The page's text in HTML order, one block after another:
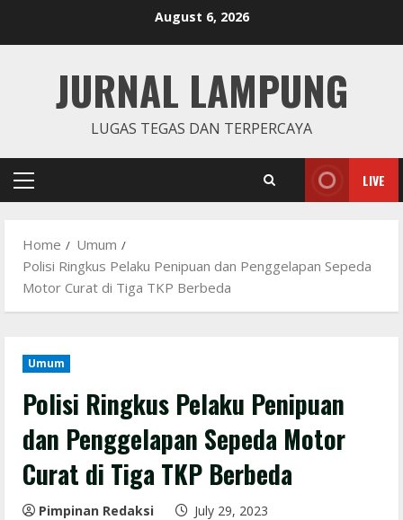
August 6, 2026
JURNAL LAMPUNG
LUGAS TEGAS DAN TERPERCAYA
Primary
LIVE
Home
Umum
Polisi Ringkus Pelaku Penipuan dan Penggelapan Sepeda
Motor Curat di Tiga TKP Berbeda
Umum
Polisi Ringkus Pelaku Penipuan
dan Penggelapan Sepeda Motor
Curat di Tiga TKP Berbeda
Pimpinan Redaksi
July 29, 2023